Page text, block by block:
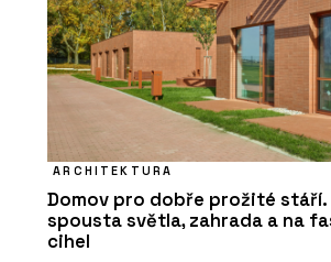
ARCHITEKTURA
Domov pro dobře prožité stáří.
spousta světla, zahrada a na
cihel